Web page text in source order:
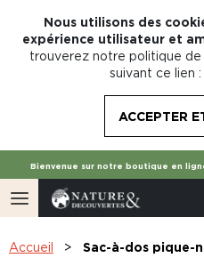
Nous utilisons des
expérience utilisateur et
trouverez notre politique
suivant ce lien :
ACCEPTER
Bienvenue sur notre boutique en
Accueil
Sac-à-dos pique-